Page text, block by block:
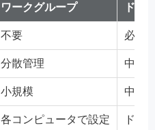
ワークグループ ドメ
不要 必要
分散管理 中央
小規模 中〜
各コンピュータで設定 ドメ